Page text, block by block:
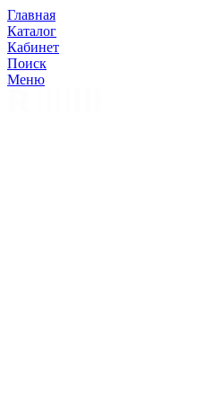
Главная
Каталог
Кабинет
Поиск
Меню